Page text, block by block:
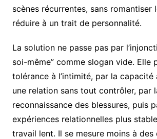
scènes récurrentes, sans romantiser
réduire à un trait de personnalité.
La solution ne passe pas par
soi-même” comme slogan vide. Elle
tolérance à l’intimité, par la capacité
une relation sans tout contrôler, par
reconnaissance des blessures, puis
expériences relationnelles plus
travail lent. Il se mesure moins à des